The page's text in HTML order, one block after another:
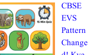
CBSE
EVS
Pattern
Change